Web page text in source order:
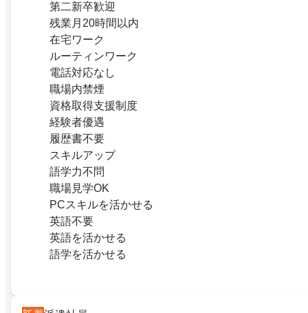
第二新卒歓迎
残業月20時間以内
在宅ワーク
ルーティンワーク
電話対応なし
職場内禁煙
資格取得支援制度
経験者優遇
履歴書不要
スキルアップ
語学力不問
職場見学OK
PCスキルを活かせる
英語不要
英語を活かせる
語学を活かせる